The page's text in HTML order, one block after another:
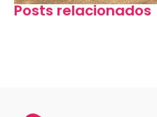
Posts relacionados